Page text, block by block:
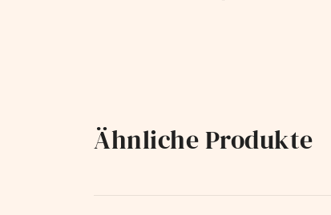
Ähnliche Produkte